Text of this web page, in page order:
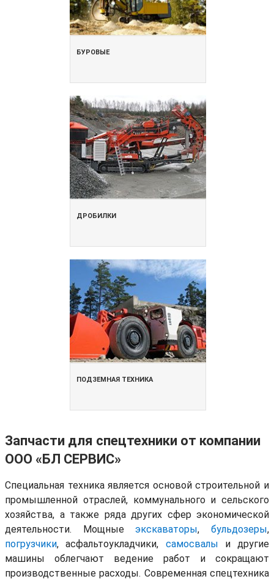
БУРОВЫЕ
ДРОБИЛКИ
ПОДЗЕМНАЯ ТЕХНИКА
Запчасти для спецтехники от компании
ООО «БЛ СЕРВИС»
Специальная техника является основой строительной и
промышленной отраслей, коммунального и сельского
хозяйства, а также ряда других сфер экономической
деятельности. Мощныеэкскаваторы,бульдозеры,
погрузчики, асфальтоукладчики, самосвалы и другие
машины облегчают ведение работ и сокращают
производственные расходы. Современная спецтехника